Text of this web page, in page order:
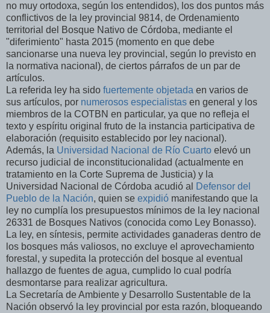
no muy ortodoxa, según los entendidos), los dos puntos más
conflictivos de la ley provincial 9814, de Ordenamiento
territorial del Bosque Nativo de Córdoba, mediante el
"diferimiento" hasta 2015 (momento en que debe
sancionarse una nueva ley provincial, según lo previsto en
la normativa nacional), de ciertos párrafos de un par de
artículos.
La referida ley ha sido fuertemente objetada en varios de
sus artículos, por numerosos especialistas en general y los
miembros de la COTBN en particular, ya que no refleja el
texto y espíritu original fruto de la instancia participativa de
elaboración (requisito establecido por ley nacional).
Además, la Universidad Nacional de Río Cuarto elevó un
recurso judicial de inconstitucionalidad (actualmente en
tratamiento en la Corte Suprema de Justicia) y la
Universidad Nacional de Córdoba acudió al
Defensor del
Pueblo de la Nación, quien se expidió manifestando que la
ley no cumplía los presupuestos mínimos de la ley nacional
26331 de Bosques Nativos (conocida como Ley Bonasso).
La ley, en síntesis, permite actividades ganaderas dentro de
los bosques más valiosos, no excluye el aprovechamiento
forestal, y supedita la protección del bosque al eventual
hallazgo de fuentes de agua, cumplido lo cual podría
desmontarse para realizar agricultura.
La Secretaría de Ambiente y Desarrollo Sustentable de la
Nación observó la ley provincial por esta razón, bloqueando